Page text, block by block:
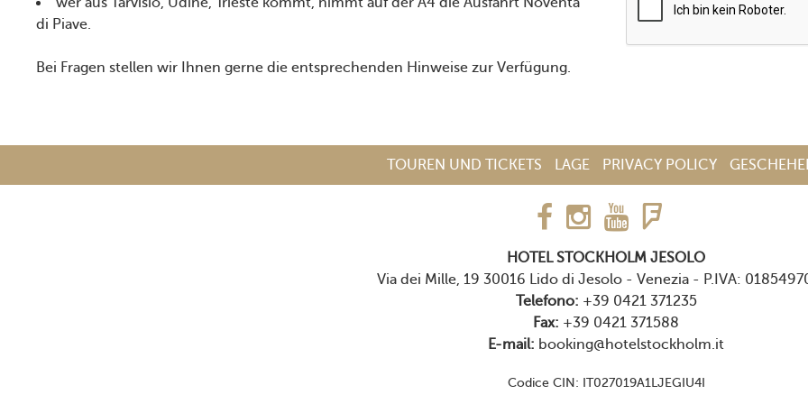
di Piave.
Bei Fragen stellen wir Ihnen gerne die entsprechenden Hinweise zur Verfügung.
TOUREN UND TICKETS LAGE PRIVACY POLICY
HOTEL STOCKHOLM JESOLO
Via dei Mille, 19 30016 Lido di Jesolo - Venezia- P.IVA:
Telefono: +39 0421 371235
Fax: +39 0421 371588
E-mail: booking@hotelstockholm.it
Codice CIN: IT027019A1LJEGIU4I